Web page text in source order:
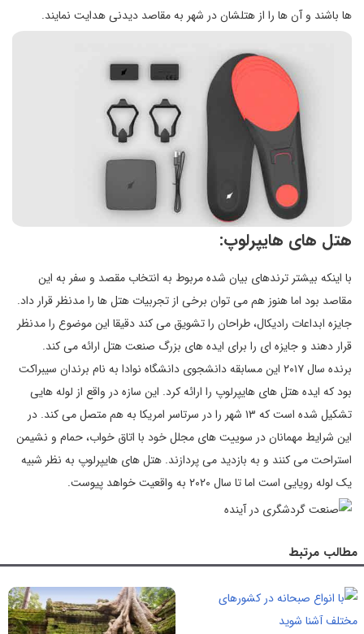
ها باشند و آن ها را از هتلشان در شهر به مقاصد دیدنی هدایت نمایند.
هتل های هایپرلوپ:
با اینکه بیشتر ترندهای بیان شده مربوط به انتخاب مقصد و سفر به این
مقاصد بود اما هنوز هم می توان برخی از تجربیات هتل ها را مدنظر قرار داد.
جایزه ابداعات رادیکال، طراحان را تشویق می کند دقیقا این موضوع را مدنظر
قرار دهند و جایزه ای را برای ایده های بزرگ صنعت هتل ارائه می کند.
برنده سال ۲۰۱۷ این مسابقه دانشجوی دانشگاه نوادا به نام برندان سیبراکت
بود که ایده هتل های هایپرلوپ را ارائه کرد. این سازه در واقع از لوله هایی
تشکیل شده است که ۱۳ شهر را در سرتاسر امریکا به هم متصل می کند. در
این شرایط مهمانان در سوییت های مجلل خود با اتاق خواب، حمام و نشیمن
استراحت می کنند و به بازدید می پردازند. هتل های هایپرلوپ به نظر شبیه
یک لوله رویایی است اما تا سال ۲۰۲۰ به واقعیت خواهد پیوست.
مطالب مرتبط